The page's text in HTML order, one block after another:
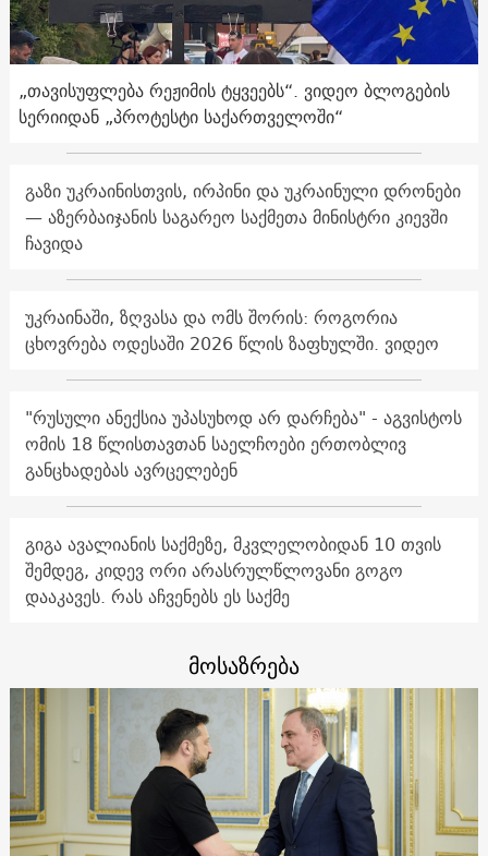
„თავისუფლება რეჟიმის ტყვეებს“. ვიდეო ბლოგების
სერიიდან „პროტესტი საქართველოში“
გაზი უკრაინისთვის, ირპინი და უკრაინული დრონები
— აზერბაიჯანის საგარეო საქმეთა მინისტრი კიევში
ჩავიდა
უკრაინაში, ზღვასა და ომს შორის: როგორია
ცხოვრება ოდესაში 2026 წლის ზაფხულში. ვიდეო
"რუსული ანექსია უპასუხოდ არ დარჩება" - აგვისტოს
ომის 18 წლისთავთან საელჩოები ერთობლივ
განცხადებას ავრცელებენ
გიგა ავალიანის საქმეზე, მკვლელობიდან 10 თვის
შემდეგ, კიდევ ორი არასრულწლოვანი გოგო
დააკავეს. რას აჩვენებს ეს საქმე
მოსაზრება